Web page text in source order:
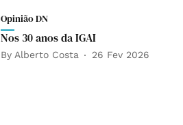
Opinião DN
Nos 30 anos da IGAI
By Alberto Costa 26 Fev 2026